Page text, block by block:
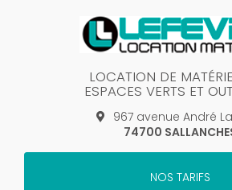
LOCATION DE
ESPACES VERTS ET
967 avenue André
74700
NOS TARIFS